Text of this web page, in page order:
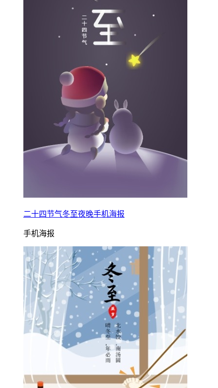
二十四节气冬至夜晚手机海报
手机海报